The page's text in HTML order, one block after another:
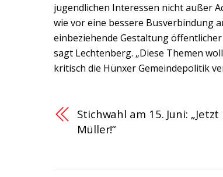
jugendlichen Interessen nicht außer
wie vor eine bessere Busverbindung
einbeziehende Gestaltung
sagt Lechtenberg. „Diese Themen
kritisch die Hünxer Gemeindepolitik
Stichwahl am 15. Juni:
Müller!“